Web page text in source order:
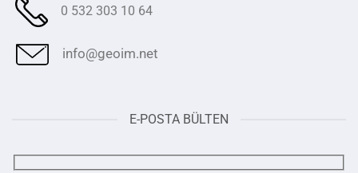
0 532 303 10 64
info@geoim.net
E-POSTA BÜLTEN